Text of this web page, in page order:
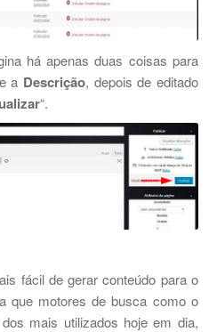
há apenas duas coisas para
e a Descrição, depois de editado
“.
fácil de gerar conteúdo para o
que motores de busca como o
mais utilizados hoje em dia,